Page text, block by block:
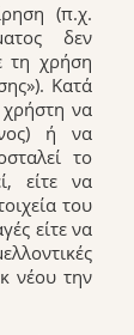
(π.χ.
δεν
τη χρήση
Κατά
να
ή να
το
είτε να
του
είτε να
νέου την